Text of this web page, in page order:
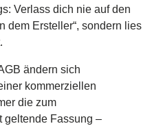
Verlass dich nie auf den
dem Ersteller“, sondern lies
ändern sich
kommerziellen
die zum
geltende Fassung –